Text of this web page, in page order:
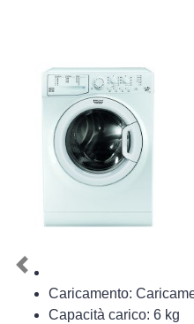
Caricamento:
Capacità carico: 6 kg
Previous